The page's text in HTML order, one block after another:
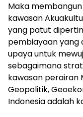
Maka
kawasan
yang patut
pembiayaan yang
upaya untuk
sebagaimana
kawasan perairan
Geopolitik,
Indonesia adalah